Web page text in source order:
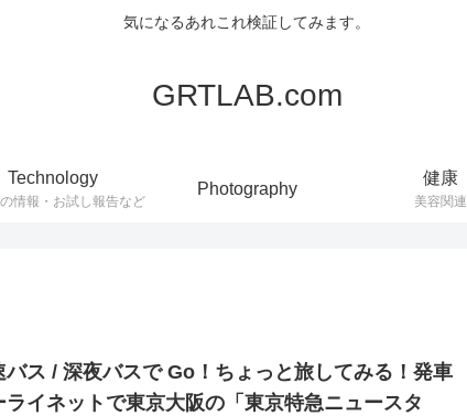
気になるあれこれ検証してみます。
GRTLAB.com
Technology
情報・お試し報告など
Photography
健康
美容関連
バス / 深夜バスで Go！ちょっと旅してみる！発車
ライネットで東京大阪の「東京特急ニュースタ